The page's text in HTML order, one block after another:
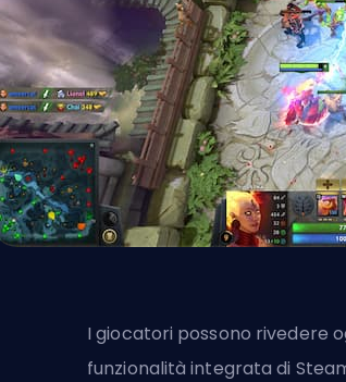
I giocatori possono rivedere
funzionalità integrata di